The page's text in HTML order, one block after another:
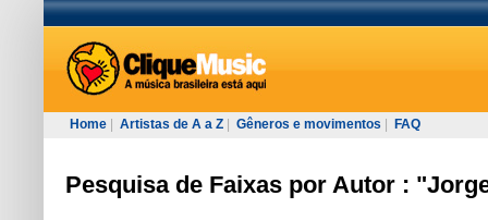
Home Artistas de A a Z Gêneros e movimentos FAQ
Pesquisa de Faixas por Autor :